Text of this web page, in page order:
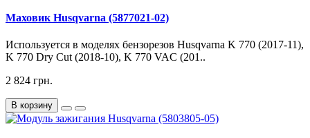
Маховик Husqvarna (5877021-02)
Используется в моделях бензорезов Husqvarna K 770 (2017-11),
K 770 Dry Cut (2018-10), K 770 VAC (201..
2 824 грн.
В корзину